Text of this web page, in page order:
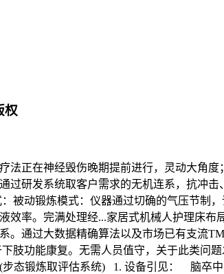
权
正在神经毁伤晚期提前进行，灵动大角
过研发系统取客户需求的无机连系，抗冲
被动锻炼模式：仪器通过切确的气压节制
效率。完满处理经...家居式机械人护理床
。通过大数据精确算法以及市场已有支流
肢功能康复。无需人员值守，关于此类问
态锻炼取评估系统) 1. 设备引见： 脑卒